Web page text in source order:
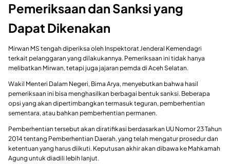
Pemeriksaan dan Sanksi yang
Dapat Dikenakan
Mirwan MS tengah diperiksa oleh Inspektorat Jenderal Kemendagri
terkait pelanggaran yang dilakukannya. Pemeriksaan ini tidak hanya
melibatkan Mirwan, tetapi juga jajaran pemda di Aceh Selatan.
Wakil Menteri Dalam Negeri, Bima Arya, menyebutkan bahwa hasil
pemeriksaan ini bisa menghasilkan berbagai bentuk sanksi. Beberapa
opsi yang akan dipertimbangkan termasuk teguran, pemberhentian
sementara, atau bahkan pemberhentian permanen.
Pemberhentian tersebut akan diratifikasi berdasarkan UU Nomor 23 Tahun
2014 tentang Pemberhentian Daerah, yang telah mengatur prosedur dan
ketentuan yang harus diikuti. Keputusan akhir akan dibawa ke Mahkamah
Agung untuk diadili lebih lanjut.